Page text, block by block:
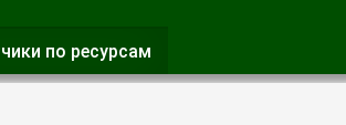
по ресурсам
вкладка)